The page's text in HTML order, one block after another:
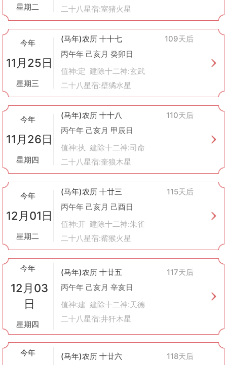
星期二
二十八星宿:室猪火星
今年
11月25日
星期三
(马年)农历 十十七
109天后
丙午年 己亥月 癸卯日
值神:定 建除十二神:玄武
二十八星宿:壁獝水星
今年
11月26日
星期四
(马年)农历 十十八
110天后
丙午年 己亥月 甲辰日
值神:执 建除十二神:司命
二十八星宿:奎狼木星
今年
12月01日
星期二
(马年)农历 十廿三
115天后
丙午年 己亥月 己酉日
值神:开 建除十二神:朱雀
二十八星宿:觜猴火星
今年
12月03
日
星期四
(马年)农历 十廿五
117天后
丙午年 己亥月 辛亥日
值神:建 建除十二神:天德
二十八星宿:井犴木星
今年 (马年)农历 十廿六
118天后